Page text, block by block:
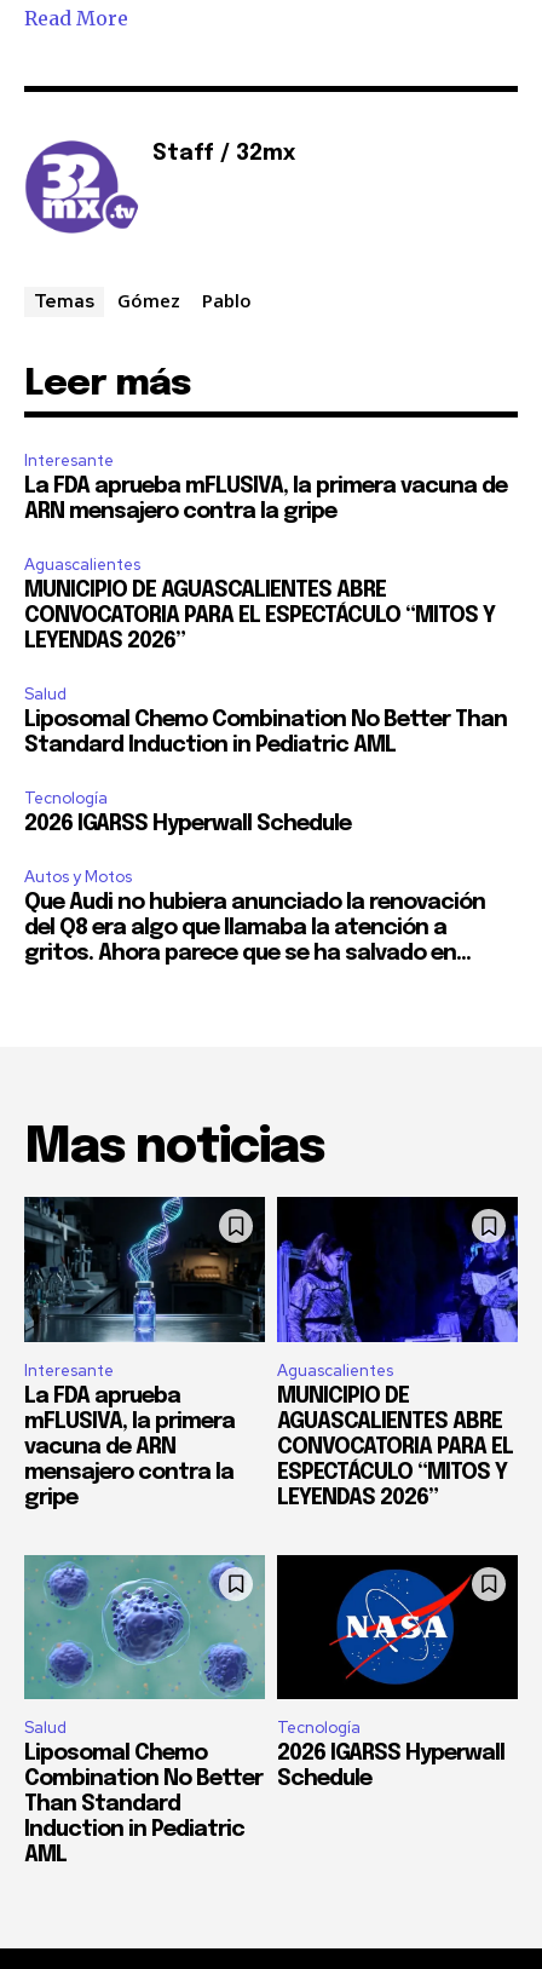
Read More
Staff / 32mx
Temas Gómez Pablo
Leer más
Interesante
La FDA aprueba mFLUSIVA, la primera vacuna de
ARN mensajero contra la gripe
Aguascalientes
MUNICIPIO DE AGUASCALIENTES ABRE
CONVOCATORIA PARA EL ESPECTÁCULO “MITOS Y
LEYENDAS 2026”
Salud
Liposomal Chemo Combination No Better Than
Standard Induction in Pediatric AML
Tecnología
2026 IGARSS Hyperwall Schedule
Autos y Motos
Que Audi no hubiera anunciado la renovación
del Q8 era algo que llamaba la atención a
gritos. Ahora parece que se ha salvado en...
Mas noticias
Interesante
La FDA aprueba
mFLUSIVA, la primera
vacuna de ARN
mensajero contra la
gripe
Aguascalientes
MUNICIPIO DE
AGUASCALIENTES ABRE
CONVOCATORIA PARA EL
ESPECTÁCULO “MITOS Y
LEYENDAS 2026”
Salud
Liposomal Chemo
Combination No Better
Than Standard
Induction in Pediatric
AML
Tecnología
2026 IGARSS Hyperwall
Schedule